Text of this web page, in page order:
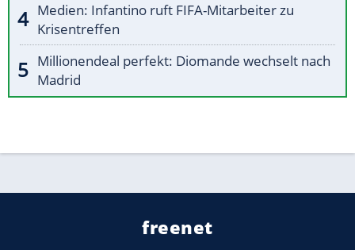
Medien: Infantino ruft FIFA-Mitarbeiter zu
Krisentreffen
Millionendeal perfekt: Diomande wechselt nach
Madrid
freenet